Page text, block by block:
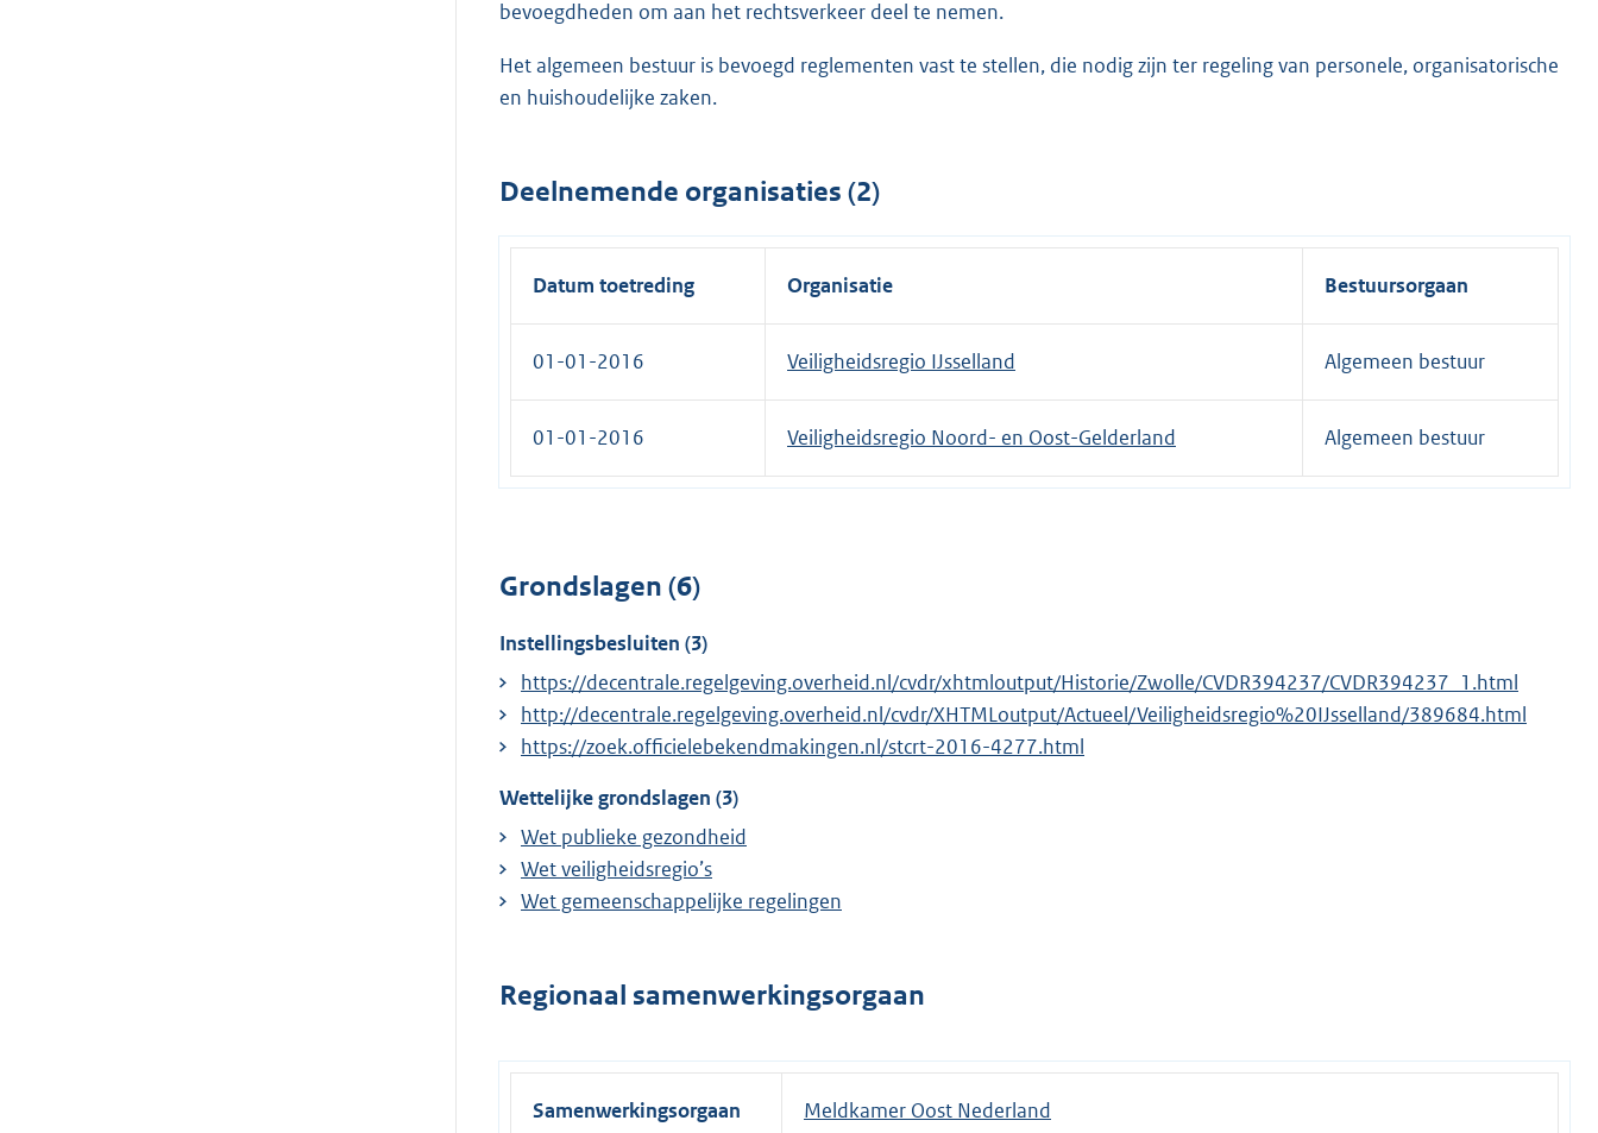
bevoegdheden om aan het rechtsverkeer deel te nemen.
Het algemeen bestuur is bevoegd reglementen vast te stellen, die nodig zijn ter regeling van personele, organisatorische
en huishoudelijke zaken.
Deelnemende organisaties (2)
Datum toetreding Organisatie Bestuursorgaan
01-01-2016 Veiligheidsregio IJsselland Algemeen bestuur
01-01-2016 Veiligheidsregio Noord- en Oost-Gelderland Algemeen bestuur
Grondslagen (6)
Instellingsbesluiten (3)
https://decentrale.regelgeving.overheid.nl/cvdr/xhtmloutput/Historie/Zwolle/CVDR394237/CVDR394237_1.html
http://decentrale.regelgeving.overheid.nl/cvdr/XHTMLoutput/Actueel/Veiligheidsregio%20IJsselland/389684.html
https://zoek.officielebekendmakingen.nl/stcrt-2016-4277.html
Wettelijke grondslagen (3)
Wet publieke gezondheid
Wet veiligheidsregio’s
Wet gemeenschappelijke regelingen
Regionaal samenwerkingsorgaan
Samenwerkingsorgaan Meldkamer Oost Nederland